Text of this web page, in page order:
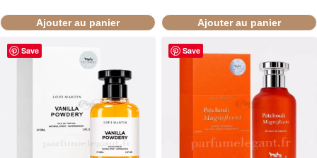
Ajouter au panier Ajouter au panier
Save Save